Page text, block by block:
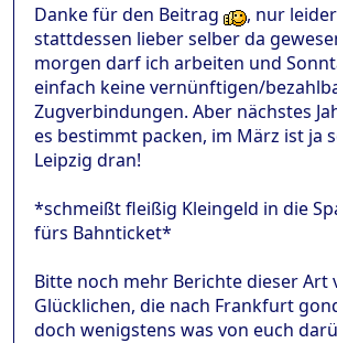
Danke für den Beitrag
, nur
stattdessen lieber selber da
morgen darf ich arbeiten und
einfach keine vernünftigen/
Zugverbindungen. Aber nächstes
es bestimmt packen, im März ist ja
Leipzig dran!
*schmeißt fleißig Kleingeld in die
fürs Bahnticket*
Bitte noch mehr Berichte dieser Art
Glücklichen, die nach Frankfurt
doch wenigstens was von euch